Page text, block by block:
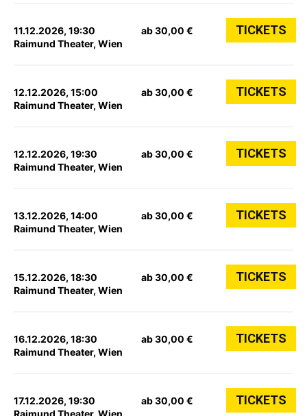
11.12.2026, 19:30
Raimund Theater, Wien
ab 30,00 € TICKETS
12.12.2026, 15:00
Raimund Theater, Wien
ab 30,00 € TICKETS
12.12.2026, 19:30
Raimund Theater, Wien
ab 30,00 € TICKETS
13.12.2026, 14:00
Raimund Theater, Wien
ab 30,00 € TICKETS
15.12.2026, 18:30
Raimund Theater, Wien
ab 30,00 € TICKETS
16.12.2026, 18:30
Raimund Theater, Wien
ab 30,00 € TICKETS
17.12.2026, 19:30
Raimund Theater, Wien
ab 30,00 € TICKETS